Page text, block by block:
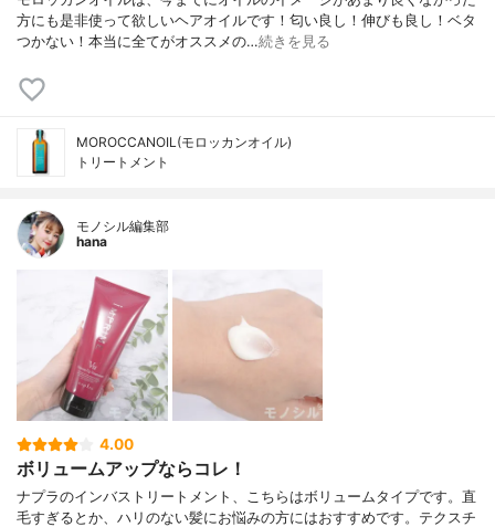
方にも是非使って欲しいヘアオイルです！匂い良し！伸びも良し！ベタ
つかない！本当に全てがオススメの…続きを見る
MOROCCANOIL(モロッカンオイル)
トリートメント
モノシル編集部
hana
4.00
ボリュームアップならコレ！
ナプラのインバストリートメント、こちらはボリュームタイプです。直
毛すぎるとか、ハリのない髪にお悩みの方にはおすすめです。テクスチ